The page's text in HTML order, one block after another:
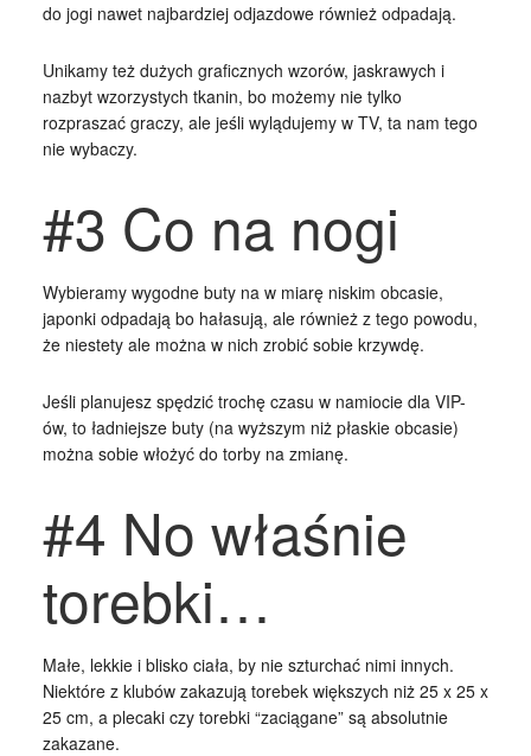
do jogi nawet najbardziej odjazdowe również odpadają.
Unikamy też dużych graficznych wzorów, jaskrawych i
nazbyt wzorzystych tkanin, bo możemy nie tylko
rozpraszać graczy, ale jeśli wylądujemy w TV, ta nam tego
nie wybaczy.
#3 Co na nogi
Wybieramy wygodne buty na w miarę niskim obcasie,
japonki odpadają bo hałasują, ale również z tego powodu,
że niestety ale można w nich zrobić sobie krzywdę.
Jeśli planujesz spędzić trochę czasu w namiocie dla VIP-
ów, to ładniejsze buty (na wyższym niż płaskie obcasie)
można sobie włożyć do torby na zmianę.
#4 No właśnie
torebki…
Małe, lekkie i blisko ciała, by nie szturchać nimi innych.
Niektóre z klubów zakazują torebek większych niż 25 x 25 x
25 cm, a plecaki czy torebki “zaciągane” są absolutnie
zakazane.